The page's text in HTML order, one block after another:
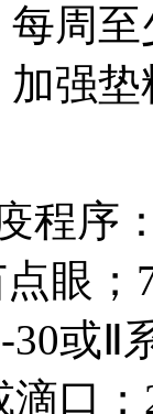
周
强
程序
眼
30或Ⅱ
口